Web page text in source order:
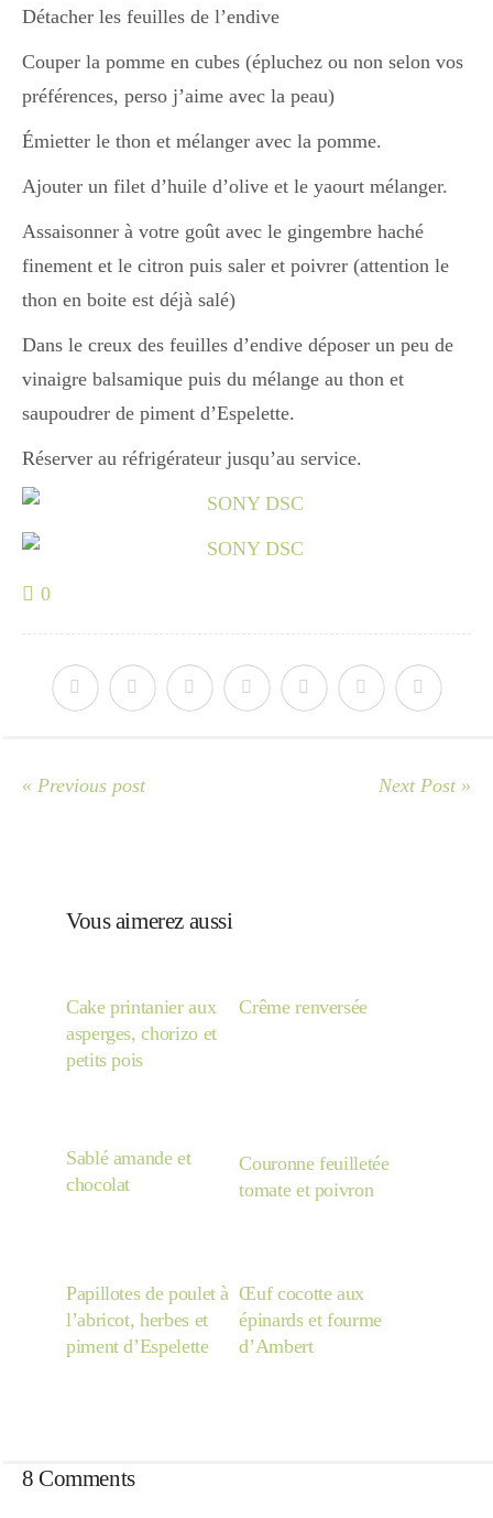
Tuto
Divers
Semaines Spéciales
cupcake
apéro
Halloween
Japon
Détacher les feuilles de l’endive
Couper la pomme en cubes (épluchez ou non selon vos
préférences, perso j’aime avec la peau)
Émietter le thon et mélanger avec la pomme.
Ajouter un filet d’huile d’olive et le yaourt mélanger.
Assaisonner à votre goût avec le gingembre haché
finement et le citron puis saler et poivrer (attention le
thon en boite est déjà salé)
Dans le creux des feuilles d’endive déposer un peu de
vinaigre balsamique puis du mélange au thon et
saupoudrer de piment d’Espelette.
Réserver au réfrigérateur jusqu’au service.
0
« Previous post Next Post »
Vous aimerez aussi
Cake printanier aux
asperges, chorizo et
petits pois
Crême renversée
Sablé amande et
chocolat
Couronne feuilletée
tomate et poivron
Papillotes de poulet à
l’abricot, herbes et
piment d’Espelette
Œuf cocotte aux
épinards et fourme
d’Ambert
8 Comments